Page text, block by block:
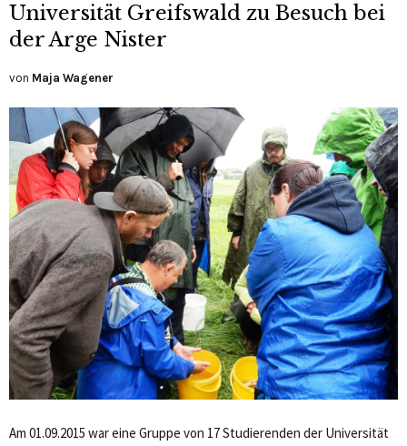
Universität Greifswald zu Besuch bei
der Arge Nister
von Maja Wagener
Am 01.09.2015 war eine Gruppe von 17 Studierenden der Universität